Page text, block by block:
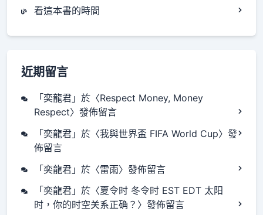
看這本書的時間
近期留言
「奕龍君 」於〈Respect Money, Money
Respect〉發佈留言
「奕龍君 」於〈我與世界盃 FIFA World Cup〉發
佈留言
「奕龍君 」於〈雷雨〉發佈留言
「奕龍君 」於〈夏令时 冬令时 EST EDT 太阳
时，你的时空关系正确？ 〉發佈留言